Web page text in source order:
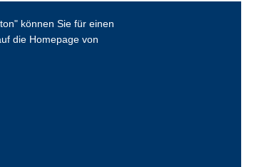
können Sie für einen
die Homepage von